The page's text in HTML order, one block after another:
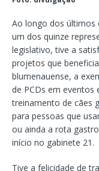
Ao longo dos últimos
um dos quinze
legislativo, tive a
projetos que
blumenauense, a
de PCDs em eventos
treinamento de cães
para pessoas que
ou ainda a rota
início no gabinete 21.
Tive a felicidade de